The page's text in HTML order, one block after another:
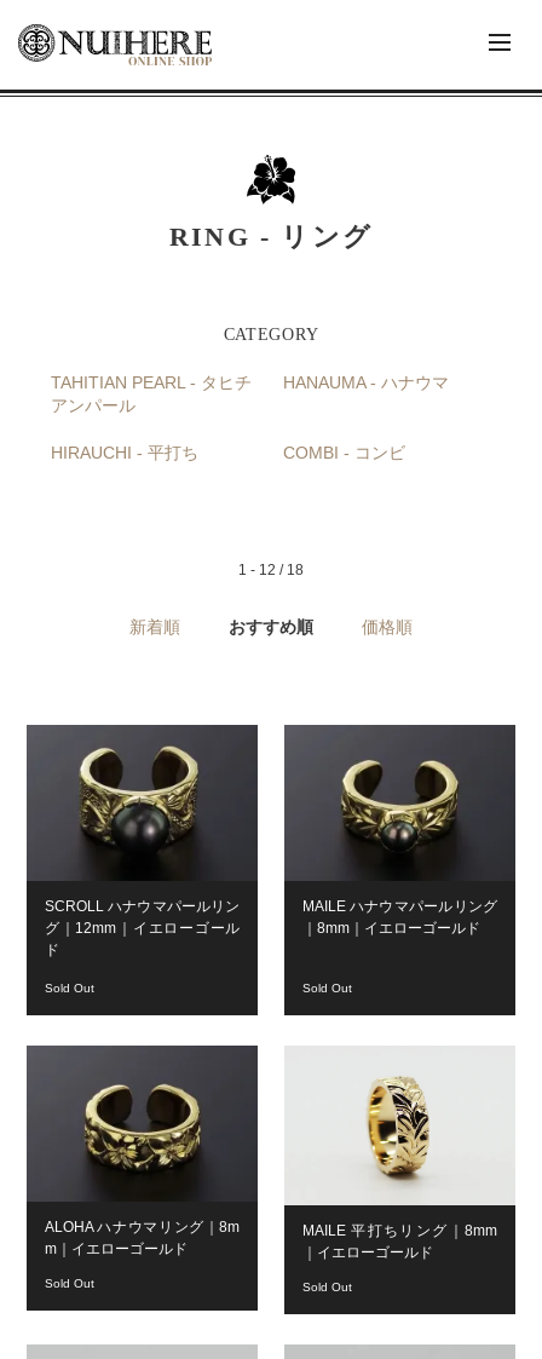
RING - リング
TAHITIAN PEARL - タヒチ
アンパール
HANAUMA - ハナウマ
HIRAUCHI - 平打ち COMBI - コンビ
1 - 12 / 18
新着順 おすすめ順 価格順
SCROLL ハナウマパールリン
グ｜12mm｜イエローゴール
ド
Sold Out
MAILE ハナウマパールリング
｜8mm｜イエローゴールド
Sold Out
ALOHA ハナウマリング｜8m
m｜イエローゴールド
Sold Out
MAILE 平打ちリング｜8mm
｜イエローゴールド
Sold Out